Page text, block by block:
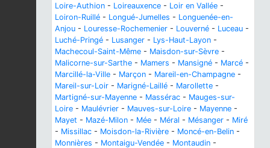
Loire-Authion - Loireauxence - Loir en Vallée -
Loiron-Ruillé - Longué-Jumelles - Longuenée-en-
Anjou - Louresse-Rochemenier - Louverné - Luceau -
Luché-Pringé - Lusanger - Lys-Haut-Layon -
Machecoul-Saint-Même - Maisdon-sur-Sèvre -
Malicorne-sur-Sarthe - Mamers - Mansigné - Marcé -
Marcillé-la-Ville - Marçon - Mareil-en-Champagne -
Mareil-sur-Loir - Marigné-Laillé - Marollette -
Martigné-sur-Mayenne - Massérac - Mauges-sur-
Loire - Maulévrier - Mauves-sur-Loire - Mayenne -
Mayet - Mazé-Milon - Mée - Méral - Mésanger - Miré
- Missillac - Moisdon-la-Rivière - Moncé-en-Belin -
Monnières - Montaigu-Vendée - Montaudin -